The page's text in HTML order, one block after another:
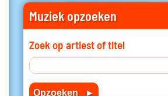
Muziek opzoeken
Zoek op artiest of titel